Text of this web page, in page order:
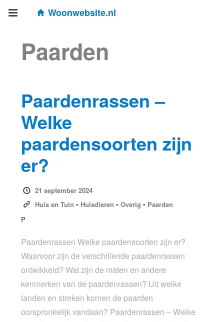
Woonwebsite.nl
Paarden
Paardenrassen –
Welke
paardensoorten zijn
er?
21 september 2024
Huis en Tuin • Huisdieren • Overig • Paarden
P
Paardenrassen Welke paardensoorten zijn er?
Waarvoor zijn de verschillende paardenrassen
ontwikkeld? Wat zijn de maten en andere
kenmerken van de paardenrassen? Uit welke
landen en streken komen de paarden
oorspronkelijk vandaan? Paardenrassen – Welke